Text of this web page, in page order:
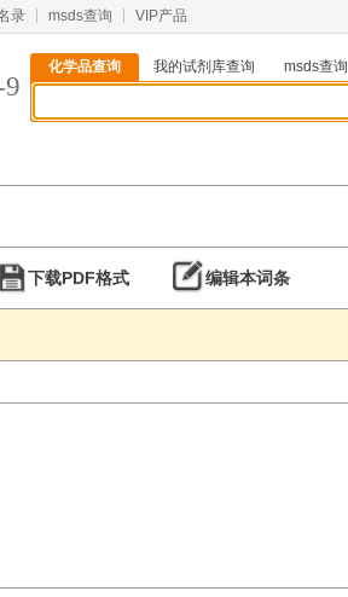
录 msds查询 VIP产品
化学品查询 我的试剂库查询 msds查询
下载PDF格式 编辑本词条